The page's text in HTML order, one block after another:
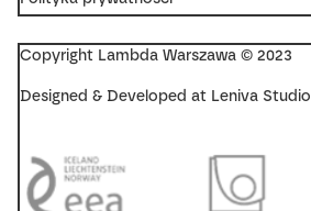
Copyright Lambda Warszawa © 2023
Designed & Developed at Leniva Studio